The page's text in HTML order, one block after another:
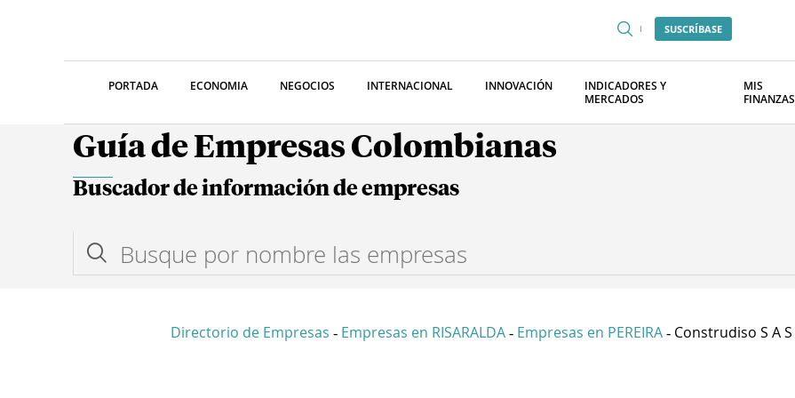
SUSCRÍBASE
PORTADA ECONOMIA NEGOCIOS INTERNACIONAL INNOVACIÓN
INDICADORES Y
MERCADOS
MIS
FINANZAS
Guía de Empresas Colombianas
Buscador de información de empresas
Directorio de Empresas - Empresas en RISARALDA - Empresas en PEREIRA - Construdiso S A S